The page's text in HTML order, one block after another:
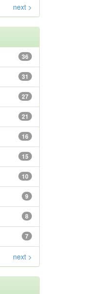
next >
36
31
27
21
16
15
10
9
8
7
next >